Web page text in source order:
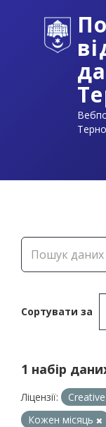
Сортувати за
1 набір
Ліцензії:
Кожен місяць